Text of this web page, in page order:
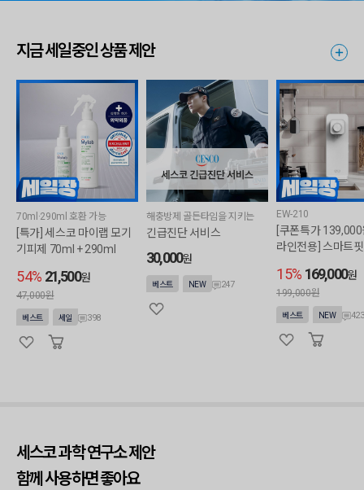
지금 세일중인 상품 제안
70ml·290ml 호환 가능
[특가] 세스코 마이랩 모기
기피제 70ml + 290ml
54% 21,500원
47,000원
베스트 세일 398
해충방제 골든타임을 지키는
긴급진단 서비스
30,000원
베스트 NEW 247
EW-210
[쿠폰특가
라인전용] 스마트
미포함)
15% 169,000원
199,000원
베스트 NEW 423
세스코 과학 연구소 제안
함께 사용하면 좋아요